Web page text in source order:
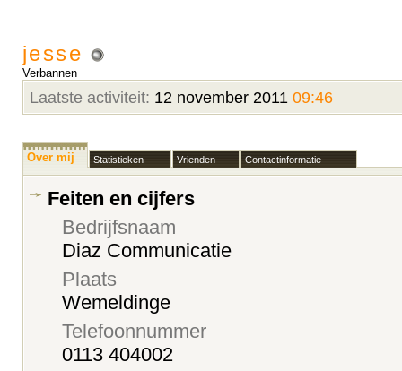
jesse
Verbannen
Laatste activiteit: 12 november 2011 09:46
Over mij Statistieken Vrienden Contactinformatie
Feiten en cijfers
Bedrijfsnaam
Diaz Communicatie
Plaats
Wemeldinge
Telefoonnummer
0113 404002